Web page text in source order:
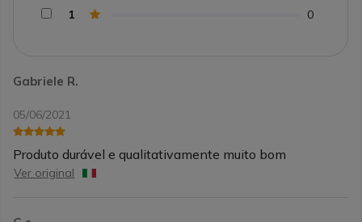
Gabriele R.
05/06/2021
Produto durável e qualitativamente muito bom
Ver original
1
0